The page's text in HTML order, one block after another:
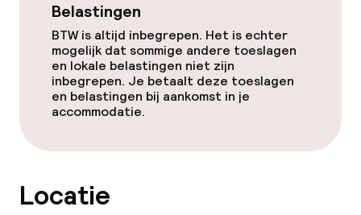
Eet- en drinkdiensten
Lunch à la carte
Diner à la carte
Wasfaciliteiten (wasmachine)
Belastingen
BTW is altijd inbegrepen. Het is echter
mogelijk dat sommige andere toeslagen
en lokale belastingen niet zijn
inbegrepen. Je betaalt deze toeslagen
en belastingen bij aankomst in je
accommodatie.
Locatie